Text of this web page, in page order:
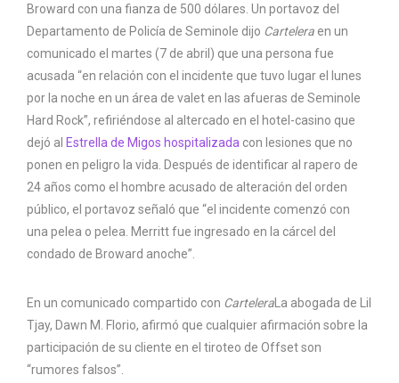
Broward con una fianza de 500 dólares. Un portavoz del
Departamento de Policía de Seminole dijo Cartelera en un
comunicado el martes (7 de abril) que una persona fue
acusada “en relación con el incidente que tuvo lugar el lunes
por la noche en un área de valet en las afueras de Seminole
Hard Rock”, refiriéndose al altercado en el hotel-casino que
dejó al Estrella de Migos hospitalizada con lesiones que no
ponen en peligro la vida. Después de identificar al rapero de
24 años como el hombre acusado de alteración del orden
público, el portavoz señaló que “el incidente comenzó con
una pelea o pelea. Merritt fue ingresado en la cárcel del
condado de Broward anoche”.
En un comunicado compartido con Cartelera La abogada de Lil
Tjay, Dawn M. Florio, afirmó que cualquier afirmación sobre la
participación de su cliente en el tiroteo de Offset son
“rumores falsos”.